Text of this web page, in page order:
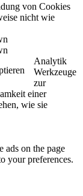
von Cookies
nicht wie
Analytik
Werkzeuge
zur
einer
wie sie
ads on the page
your preferences.